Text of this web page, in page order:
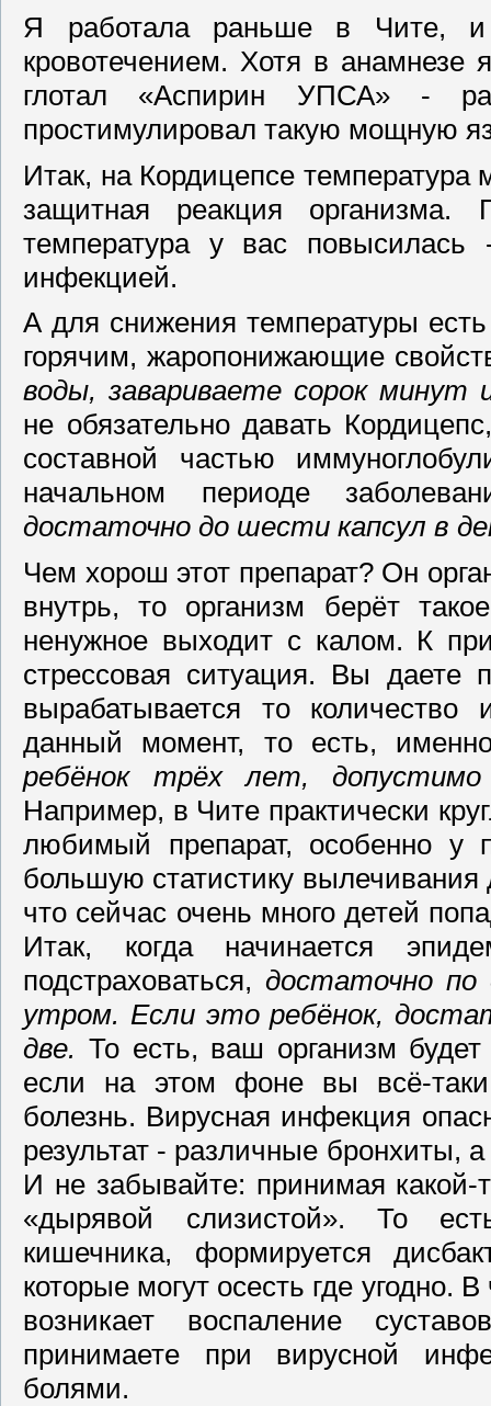
Я работала раньше в Чите,
кровотечением. Хотя в
глотал «Аспирин УПСА» -
простимулировал такую мощную
Итак, на Кордицепсе температура
защитная реакция
температура у вас повысилась
инфекцией.
А для снижения температуры
горячим, жаропонижающие
воды, завариваете сорок минут
не обязательно давать
составной частью
начальном периоде
достаточно до шести капсул в
Чем хорош этот препарат? Он
внутрь, то организм берёт
ненужное выходит с калом. К
стрессовая ситуация. Вы даете
вырабатывается то количество
данный момент, то есть,
ребёнок трёх лет,
Например, в Чите практически
любимый препарат, особенно у
большую статистику
что сейчас очень много детей
Итак, когда начинается
подстраховаться,достаточно
утром. Если это ребёнок,
две. То есть, ваш организм
если на этом фоне вы всё-таки
болезнь. Вирусная инфекция
результат - различные бронхиты,
И не забывайте: принимая какой-
«дырявой слизистой». То
кишечника, формируется
которые могут осесть где угодно.
возникает воспаление
принимаете при вирусной
болями.